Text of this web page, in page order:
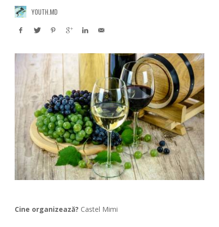
YOUTH.MD
Cine organizează? Castel Mimi